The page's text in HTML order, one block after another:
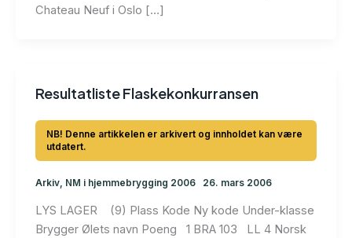
Chateau Neuf i Oslo […]
Resultatliste Flaskekonkurransen
Arkiv, NM i hjemmebrygging 2006 26. mars 2006
LYS LAGER (9) Plass Kode Ny kode Under-klasse
Brygger Ølets navn Poeng 1 BRA 103 LL 4 Norsk